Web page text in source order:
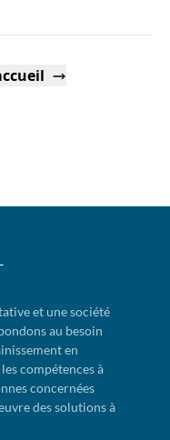
et une société
au besoin
en
compétences à
concernées
des solutions à